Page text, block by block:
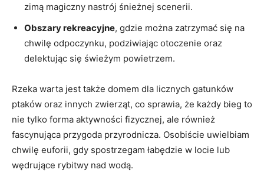
zimą‌ magiczny nastrój śnieżnej scenerii.
Obszary rekreacyjne,⁣ gdzie można zatrzymać się ⁣na
chwilę⁣ odpoczynku, podziwiając otoczenie ​oraz
delektując ‍się⁢ świeżym powietrzem.
Rzeka warta ⁣jest także ⁢domem dla licznych‍ gatunków
ptaków oraz innych zwierząt, co sprawia, że każdy ‍bieg to
nie tylko forma aktywności fizycznej, ale również
fascynująca ‌przygoda przyrodnicza.⁤ Osobiście uwielbiam
chwilę euforii, ⁣gdy spostrzegam łabędzie w locie ⁢lub
wędrujące ​rybitwy ‌nad wodą.